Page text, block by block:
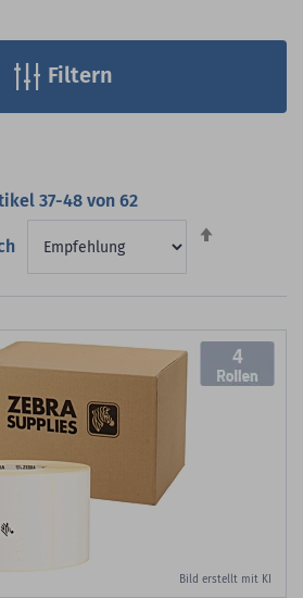
37-48 von 62
4
Bild erstellt mit KI
Filtern